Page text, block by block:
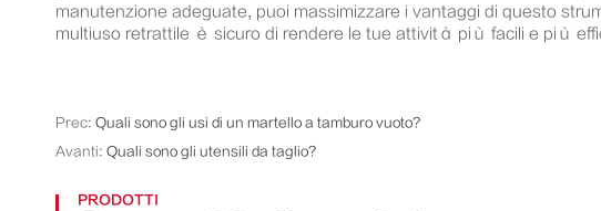
manutenzione adeguate, puoi massimizzare i vantaggi di questo
multiuso retrattile è sicuro di rendere le tue attività più facili e più
Prec: Quali sono gli usi di un martello a tamburo vuoto?
Avanti: Quali sono gli utensili da taglio?
PRODOTTI